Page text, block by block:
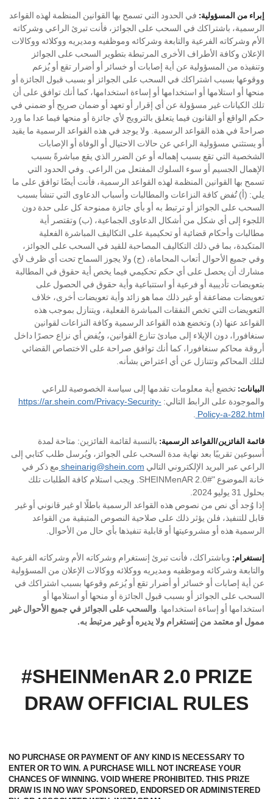
إبراء من المسؤولية: في الحدود التي تسمح بها القوانين المنظمة لهذه القواعد
الرسمية، باشتراكك في السحب على الجوائز، فأنت تبرئ الراعي وشركاته
الأم وشركاته الفرعية والتابعة وشركائه وموظفيه ومديريه ووكلائه ووكالات
الإعلان وكافة الأطراف الأخرى المرتبطة بتطوير السحب على الجوائز
وتنفيذه من المسؤولية عن أية إصابات أو خسائر أو أضرار تقع أو يُزعم
ووقوعها بسبب اشتراكك في السحب على الجوائز أو بسبب قبول الجائزة أو
منحها أو استلامها أو استخدامها أو إساءة استخدامها، كما أنك توافق على أن
تلك الكيانات غير مسؤولة عن أي إقرار أو تعهد أو ضمان صريح أو ضمني في
حكم الواقع أو القانون فيما يتعلق بالترويج لأي جائزة أو منحها فيما عدا ما ورد
صراحةً في هذه القواعد الرسمية. ولا يوجد في هذه القواعد الرسمية ما يقيد
أو يستثني مسؤولية الراعي عن حالات الاحتيال أو الوفاة أو الإصابات
الشخصية التي تقع بسبب إهماله أو عن الضرر الذي يقع مباشرةً بسبب
الإهمال الجسيم أو سوء السلوك المفتعل من الراعي. وفي الحدود التي
تسمح بها القوانين المنظمة لهذه القواعد الرسمية، فأنت أيضًا توافق على ما
يلي: (أ) تُفض كافة النزاعات والمطالبات وأسباب الدعاوى التي تنشأ بسبب
السحب على الجوائز أو ترتبط به أو بأي جائزة ممنوحة كل على حدة دون
اللجوء إلى أي شكل من أشكال الدعاوى الجماعية، (ب) وتقتصر أية
مطالبات وأحكام قضائية أو تحكيمية على التكاليف المباشرة الفعلية
المتكبدة، بما في ذلك التكاليف المصاحبة للقيد في السحب على الجوائز،
وفي جميع الأحوال أتعاب المحاماة، (ج) ولا يجوز السماح تحت أي ظرف لأي
مشارك أن يحصل على أي حكم تحكيمي فيما يخص أية حقوق في المطالبة
بتعويضات تأديبية أو فرعية أو استتباعية وأية حقوق في الحصول على
تعويضات مضاعفة أو غير ذلك مما هو زائد وأية تعويضات أخرى، خلاف
التعويضات التي تخص النفقات المباشرة الفعلية، ويتنازل بموجب هذه
القواعد عنها (د) وتخضع هذه القواعد الرسمية وكافة النزاعات لقوانين
سنغافورا، دون الإيلاء إلى مبادئ تنازع القوانين، ويُفض أي نزاع حصرًا داخل
أروقة محاكم سنغافورا، كما أنك توافق صراحة على الاختصاص القضائي
لتلك المحاكم وتتنازل عن أي اعتراض بشأنه.
البيانات:تخضع أية معلومات تقدمها إلى سياسة الخصوصية للراعي
والموجودة على الرابط التالي: https://ar.shein.com/Privacy-Security-
Policy-a-282.html
قائمة الفائزين/القواعد الرسمية: بالنسبة لقائمة الفائزين: متاحة لمدة
أسبوعين تقريبًا بعد نهاية مدة السحب على الجوائز، ويُرسل طلب كتابي إلى
الراعي عبر البريد الإلكتروني التالي sheinarig@shein.com مع ذكر في
خانة الموضوع "#SHEINMenAR 2.0. ويجب استلام كافة الطلبات تلك
بحلول 31 يوليو 2024.
إذا وُجد أي نص من نصوص هذه القواعد الرسمية باطلًا او غير قانوني أو غير
قابل للتنفيذ، فلن يؤثر ذلك على صلاحية النصوص المتبقية من القواعد
الرسمية هذه أو مشروعيتها أو قابلية تنفيذها بأي حال من الأحوال.
إنستغرام: وباشتراكك، فأنت تبرئ إنستغرام وشركاته الأم وشركاته الفرعية
والتابعة وشركائه وموظفيه ومديريه ووكلائه ووكالات الإعلان من المسؤولية
عن أية إصابات أو خسائر أو أضرار تقع أو يُزعم وقوعها بسبب اشتراكك في
السحب على الجوائز أو بسبب قبول الجائزة أو منحها أو استلامها أو
استخدامها أو إساءة استخدامها.والسحب على الجوائز في جميع الأحوال غير
ممول او معتمد من إنستغرام ولا يديره أو غير مرتبط به.
#SHEINMenAR 2.0 PRIZE
DRAW OFFICIAL RULES
NO PURCHASE OR PAYMENT OF ANY KIND IS NECESSARY TO
ENTER OR TO WIN. A PURCHASE WILL NOT INCREASE YOUR
CHANCES OF WINNING. VOID WHERE PROHIBITED. THIS PRIZE
DRAW IS IN NO WAY SPONSORED, ENDORSED OR ADMINISTERED